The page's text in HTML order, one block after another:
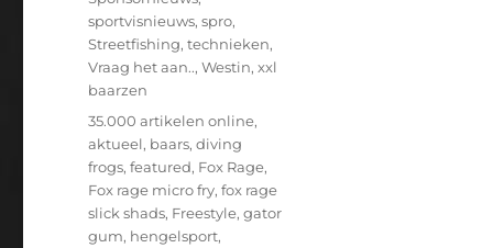
sportvisnieuws,spro,
Streetfishing,technieken,
Vraag het aan..,Westin,xxl
baarzen
Tags
35.000 artikelen online,
aktueel, baars,diving
frogs,featured, Fox Rage,
Fox rage micro fry,fox rage
slick shads, Freestyle,gator
gum, hengelsport,